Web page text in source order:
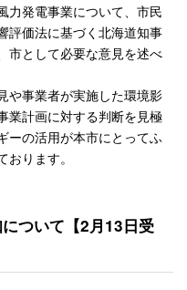
力発電事業について、市民
評価法に基づく北海道知事
市として必要な意見を述べ
や事業者が実施した環境影
業計画に対する判断を見極
ーの活用が本市にとってふ
ります。
ついて【2月13日受